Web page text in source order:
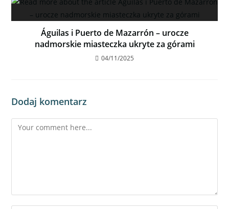
Águilas i Puerto de Mazarrón – urocze
nadmorskie miasteczka ukryte za górami
04/11/2025
Dodaj komentarz